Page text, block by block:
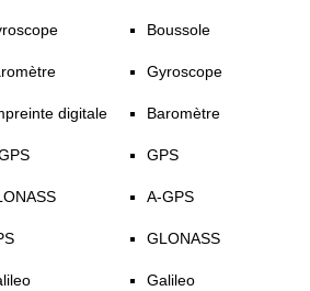
digitale
Boussole
Gyroscope
Baromètre
GPS
A-GPS
GLONASS
Galileo